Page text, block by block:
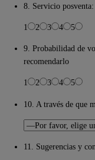
8. Servicio
1 2 3 4 5
9. Probabilidad de
recomendarlo
1 2 3 4 5
10. A través de que
11. Sugerencias y